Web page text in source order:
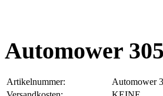
Automower
Artikelnummer:
Automower